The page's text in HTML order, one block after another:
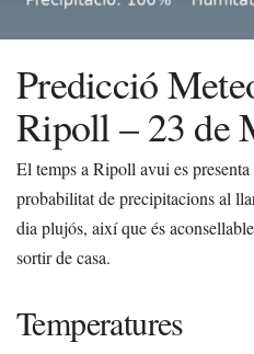
Predicció
Ripoll – 23 de
El temps a Ripoll avui es
probabilitat de precipitacions al
dia plujós, així que és
sortir de casa.
Temperatures